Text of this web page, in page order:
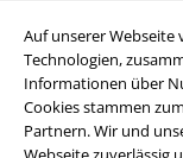
Auf unserer Webseite
Technologien,
Informationen über
Cookies stammen
Partnern. Wir und